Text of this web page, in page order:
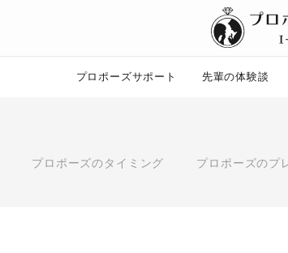
プロポーズサポート 先輩の体験談
プロポーズのタイミング プロポーズのプ
ピックアップ